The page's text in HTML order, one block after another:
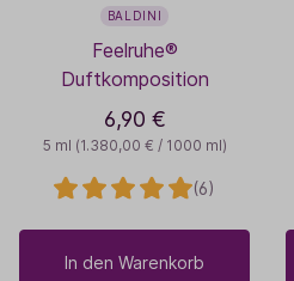
BALDINI
Feelruhe®
Duftkomposition
5 ml (1.380,00 € / 1000 ml)
6,90 €
(6)
In den Warenkorb